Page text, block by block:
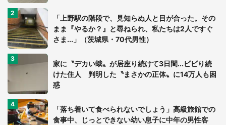
「上野駅の階段で、見知らぬ人と目が合った。その
まま『やるか？』と尋ねられ、私たちは2人ですぐ
さま...」（茨城県・70代男性）
家に〝デカい蛾〟が居座り続けて3日間...ビビり続
けた住人 判明した〝まさかの正体〟に14万人も困
惑
「落ち着いて食べられないでしょう」高級旅館での
食事中、じっとできない幼い息子に中年の男性客